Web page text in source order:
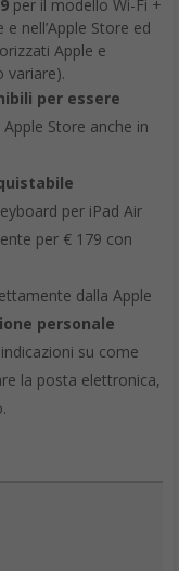
per il modello Wi-Fi +
nell’Apple Store ed
Apple e
variare).
per essere
Store anche in
per iPad Air
per € 179 con
dalla Apple
personale
su come
la posta elettronica,